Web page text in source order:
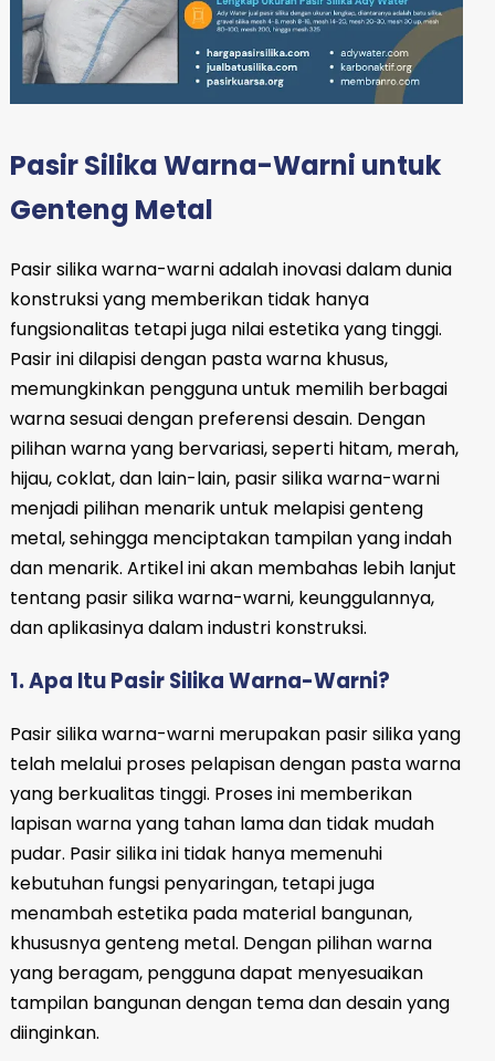
Pasir Silika Warna-Warni untuk
Genteng Metal
Pasir silika warna-warni adalah inovasi dalam dunia
konstruksi yang memberikan tidak hanya
fungsionalitas tetapi juga nilai estetika yang tinggi.
Pasir ini dilapisi dengan pasta warna khusus,
memungkinkan pengguna untuk memilih berbagai
warna sesuai dengan preferensi desain. Dengan
pilihan warna yang bervariasi, seperti hitam, merah,
hijau, coklat, dan lain-lain, pasir silika warna-warni
menjadi pilihan menarik untuk melapisi genteng
metal, sehingga menciptakan tampilan yang indah
dan menarik. Artikel ini akan membahas lebih lanjut
tentang pasir silika warna-warni, keunggulannya,
dan aplikasinya dalam industri konstruksi.
1. Apa Itu Pasir Silika Warna-Warni?
Pasir silika warna-warni merupakan pasir silika yang
telah melalui proses pelapisan dengan pasta warna
yang berkualitas tinggi. Proses ini memberikan
lapisan warna yang tahan lama dan tidak mudah
pudar. Pasir silika ini tidak hanya memenuhi
kebutuhan fungsi penyaringan, tetapi juga
menambah estetika pada material bangunan,
khususnya genteng metal. Dengan pilihan warna
yang beragam, pengguna dapat menyesuaikan
tampilan bangunan dengan tema dan desain yang
diinginkan.